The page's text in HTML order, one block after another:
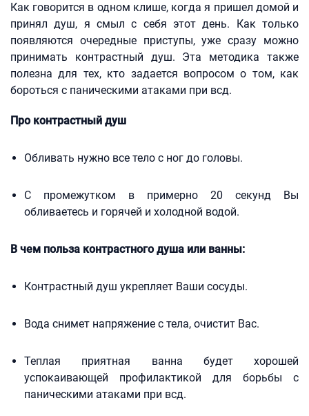
Как говорится в одном клише, когда я пришел домой и
принял душ, я смыл с себя этот день. Как только
появляются очередные приступы, уже сразу можно
принимать контрастный душ. Эта методика также
полезна для тех, кто задается вопросом о том, как
бороться с паническими атаками при всд.
Про контрастный душ
Обливать нужно все тело с ног до головы.
С промежутком в примерно 20 секунд Вы
обливаетесь и горячей и холодной водой.
В чем польза контрастного душа или ванны:
Контрастный душ укрепляет Ваши сосуды.
Вода снимет напряжение с тела, очистит Вас.
Теплая приятная ванна будет хорошей
успокаивающей профилактикой для борьбы с
паническими атаками при всд.